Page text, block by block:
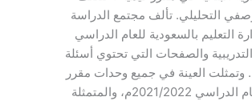
التحليلي. تألف مجتمع الدراسة
أقرته وزارة التعليم بالسعودية للعام الدراسي
التدريبية والصفحات التي تحتوي أسئلة
وتمثلت العينة في جميع وحدات مقرر
كيمياء1 للصف الأول ثانوي الذي أقرته وزارة التعليم بالسعودية للعام الدراسي 2021/2022م، والمتمثلة